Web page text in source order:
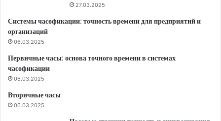
27.03.2025
Системы часофикации: точность времени для предприятий и
организаций
06.03.2025
Первичные часы: основа точного времени в системах
часофикации
06.03.2025
Вторичные часы
06.03.2025